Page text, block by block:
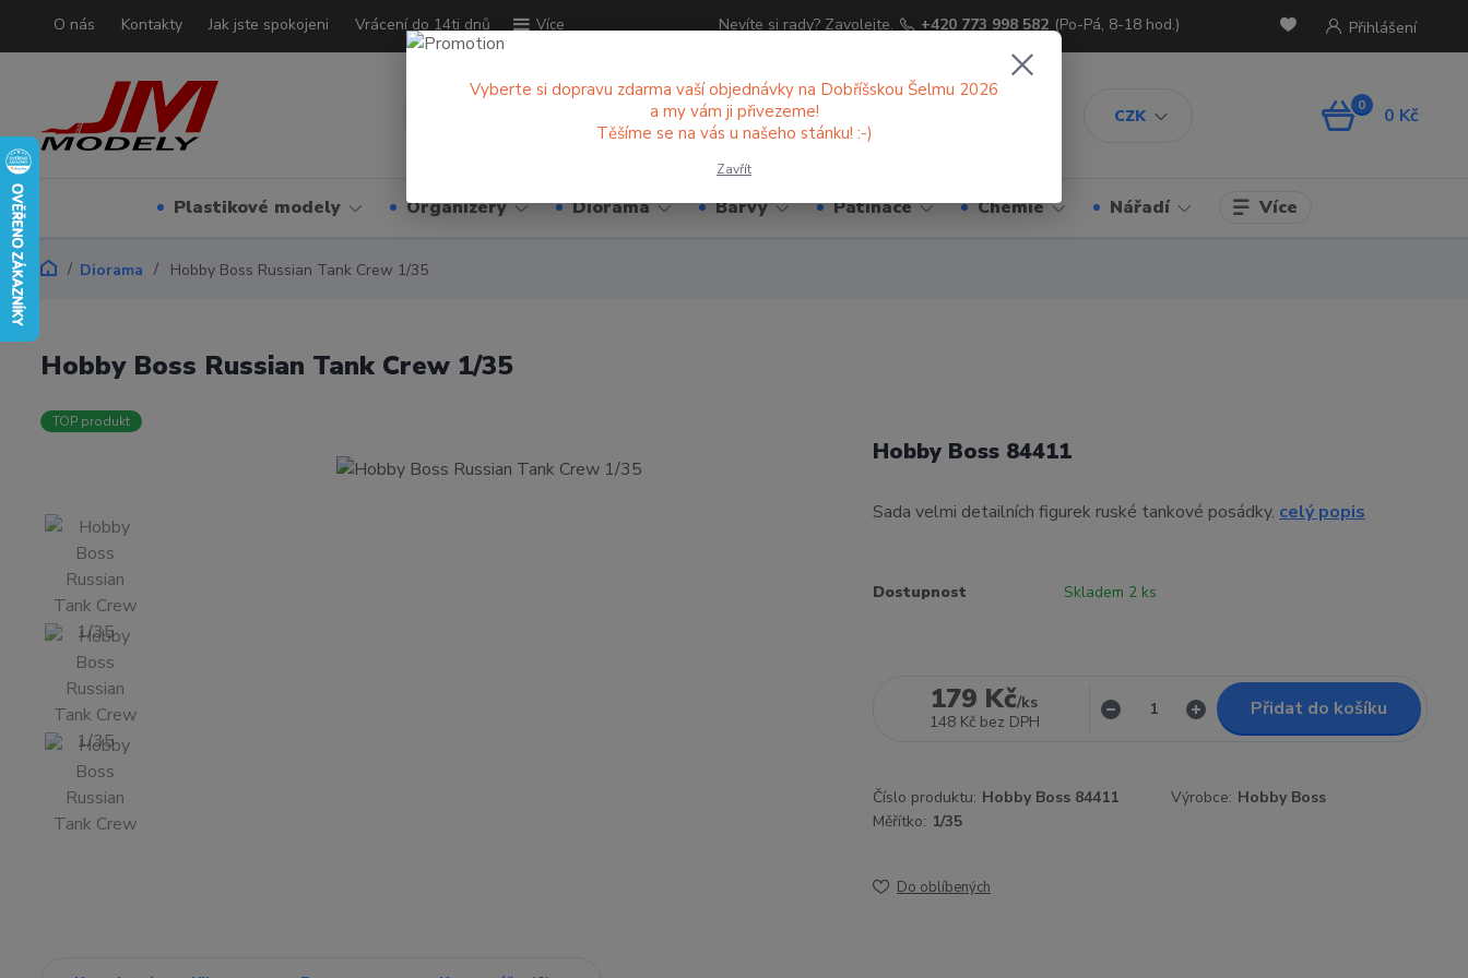
O nás Kontakty Jak jste spokojeni Vrácení do 14ti dnů Více
CZK
Přihlášení
Nevíte si rady? Zavolejte. +420 773 998 582 (Po-Pá, 8-18 hod.)
0 0 Kč
Plastikové modely Organizéry Diorama Barvy Patinace Chemie Nářadí Více
Diorama Hobby Boss Russian Tank Crew 1/35
Hobby Boss Russian Tank Crew 1/35
TOP produkt
Hobby Boss 84411
Sada velmi detailních figurek ruské tankové posádky. celý popis
Dostupnost Skladem 2 ks
179 Kč/ks
148 Kč bez DPH
Přidat do košíku
Číslo produktu: Hobby Boss 84411 Výrobce: Hobby Boss
Měřítko: 1/35
Do oblíbených
Vyberte si dopravu zdarma vaší objednávky na Dobříšskou Šelmu 2026
a my vám ji přivezeme!
Těšíme se na vás u našeho stánku! :-)
Zavřít